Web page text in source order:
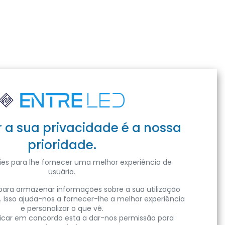
Visite as nossas instalações
a sua privacidade é a nossa
prioridade.
para lhe fornecer uma melhor experiência de
usuário.
armazenar informações sobre a sua utilização
Isso ajuda-nos a fornecer-lhe a melhor experiência
e personalizar o que vê.
em concordo esta a dar-nos permissão para